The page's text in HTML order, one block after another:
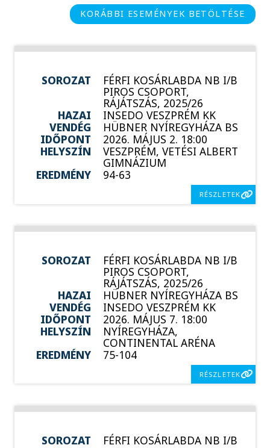
KORÁBBI ESEMÉNYEK BETÖLTÉSE
SOROZAT FÉRFI KOSÁRLABDA NB I/B
PIROS CSOPORT,
RÁJÁTSZÁS, 2025/26
HAZAI
INSEDO VESZPRÉM KK
VENDÉG
HÜBNER NYÍREGYHÁZA BS
IDŐPONT
2026. MÁJUS 2. 18:00
HELYSZÍN
VESZPRÉM, VETÉSI ALBERT
GIMNÁZIUM
EREDMÉNY
94-63
RÉSZLETEK
SOROZAT FÉRFI KOSÁRLABDA NB I/B
PIROS CSOPORT,
RÁJÁTSZÁS, 2025/26
HAZAI
HÜBNER NYÍREGYHÁZA BS
VENDÉG
INSEDO VESZPRÉM KK
IDŐPONT
2026. MÁJUS 7. 18:00
HELYSZÍN
NYÍREGYHÁZA,
CONTINENTAL ARÉNA
EREDMÉNY
75-104
RÉSZLETEK
SOROZAT FÉRFI KOSÁRLABDA NB I/B